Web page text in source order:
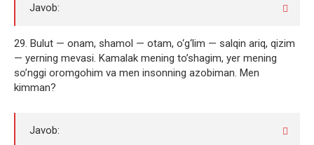
Javob:
29. Bulut — onam, shamol — otam, o‘g‘lim — salqin ariq, qizim
— yerning mevasi. Kamalak mening to’shagim, yer mening
so’nggi oromgohim va men insonning azobiman. Men
kimman?
Javob: